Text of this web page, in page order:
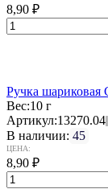
8,90 ₽
Ручка шариковая
Вес:10 г
Артикул:13270.04
В наличии: 45
ЦЕНА:
8,90 ₽